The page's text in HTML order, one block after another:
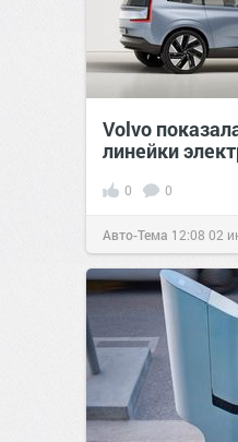
Volvo
линейки
0 0
Авто-Тема 12:08 02